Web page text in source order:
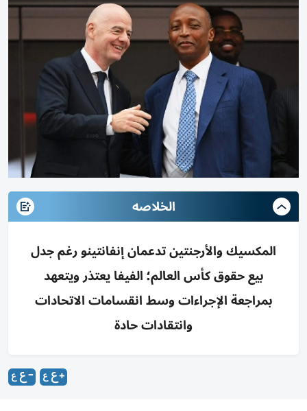
الخلاصه
المكسيك والأرجنتين تدعمان إنفانتينو رغم جدل
بيع حقوق كأس العالم؛ الفيفا يعتذر ويتعهد
بمراجعة الإجراءات وسط انقسامات الاتحادات
وانتقادات حادة